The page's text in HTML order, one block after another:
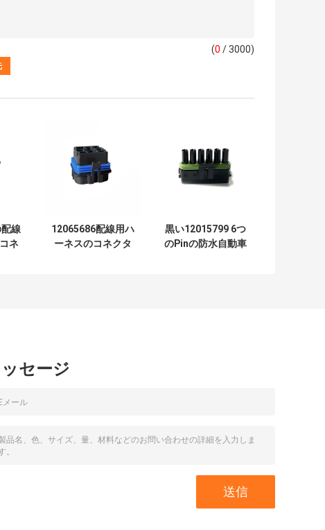
(0 / 3000)
線
ネ
12065686配線用ハ
ーネスのコネクタ
黒い12015799 6つ
のPinの防水自動車
セージ